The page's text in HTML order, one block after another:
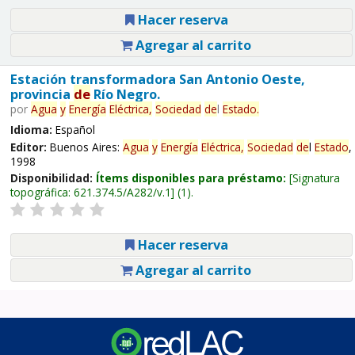
Hacer reserva
Agregar al carrito
Estación transformadora San Antonio Oeste,
provincia deRío Negro.
por Agua y Energía Eléctrica, Sociedad del Estado.
Idioma: Español
Editor: Buenos Aires: Agua y Energía Eléctrica, Sociedad del Estado,
1998
Disponibilidad: Ítems disponibles para préstamo: Signatura
topográfica: 621.374.5/A282/v.1 (1).
Hacer reserva
Agregar al carrito